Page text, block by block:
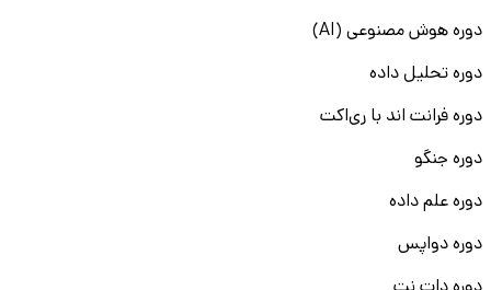
دوره هوش مصنوعی (AI)
دوره تحلیل داده
دوره فرانت اند با ری‌اکت
دوره جنگو
دوره علم داده
دوره دواپس